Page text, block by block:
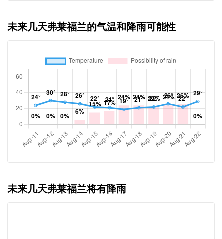
未来几天弗莱福兰的气温和降雨可能性
未来几天弗莱福兰将有降雨